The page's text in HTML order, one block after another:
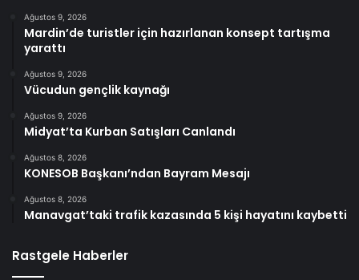
Ağustos 9, 2026
Mardin’de turistler için hazırlanan konsept tartışma
yarattı
Ağustos 9, 2026
Vücudun gençlik kaynağı
Ağustos 9, 2026
Midyat’ta Kurban Satışları Canlandı
Ağustos 8, 2026
KONESOB Başkanı’ndan Bayram Mesajı
Ağustos 8, 2026
Manavgat’taki trafik kazasında 5 kişi hayatını kaybetti
Rastgele Haberler